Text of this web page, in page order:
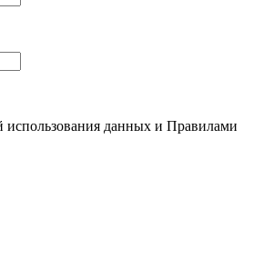
использования данных и Правилами